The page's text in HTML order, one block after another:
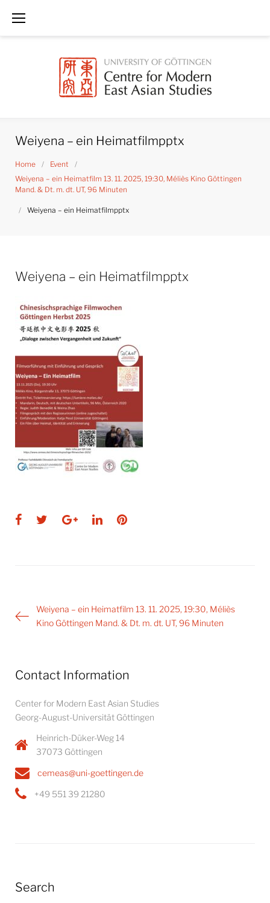
Weiyena – ein Heimatfilmpptx
Home / Event
/
Weiyena – ein Heimatfilm 13. 11. 2025, 19:30, Méliès Kino Göttingen
Mand. & Dt. m. dt. UT, 96 Minuten
/ Weiyena – ein Heimatfilmpptx
Weiyena – ein Heimatfilmpptx
Facebook
TwitterGoogle+
LinkedInPinterest
Post
navigation
Weiyena – ein Heimatfilm 13. 11. 2025, 19:30, Méliès
Kino Göttingen Mand. & Dt. m. dt. UT, 96 Minuten
Contact Information
Center for Modern East Asian Studies
Georg-August-Universität Göttingen
Heinrich-Düker-Weg 14
37073 Göttingen
cemeas@uni-goettingen.de
+49 551 39 21280
Search